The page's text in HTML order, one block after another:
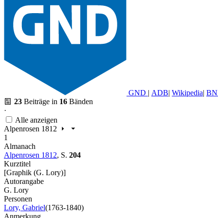
GND | ADB| Wikipedia|
23 Beiträge in 16 Bänden
·
Alle anzeigen
Alpenrosen 1812
1
Almanach
Alpenrosen 1812, S. 204
Kurztitel
[Graphik (G. Lory)]
Autorangabe
G. Lory
Personen
Lory, Gabriel(1763-1840)
Anmerkung